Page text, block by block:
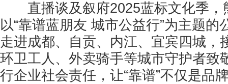
直播谈及叙府2025蓝标文化季，
以“靠谱蓝朋友 城市公益行”为主题的
走进成都、自贡、内江、宜宾四城，
环卫工人、外卖骑手等城市守护者致
行企业社会责任，让“靠谱”不仅是品